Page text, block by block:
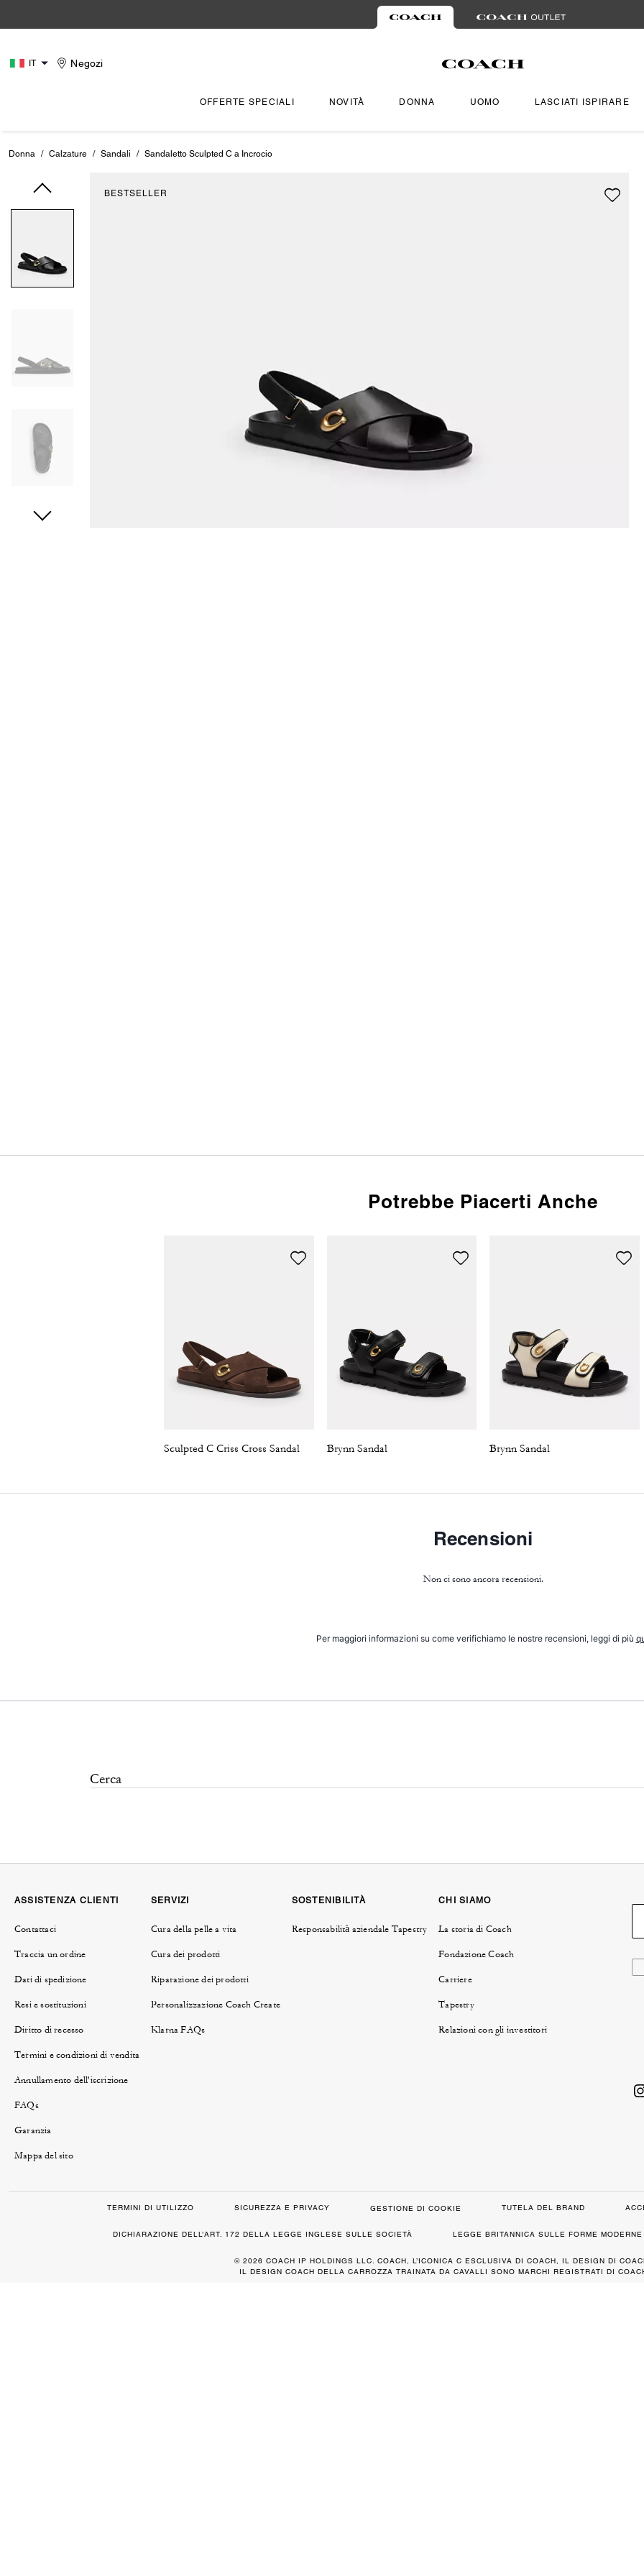
IT Negozi
OFFERTE SPECIALI NOVITÀ DONNA UOMO LASCIATI ISPIRARE
Donna / Calzature / Sandali / Sandaletto Sculpted C a Incrocio
BESTSELLER
Potrebbe Piacerti Anche
Sculpted C Criss Cross Sandal Brynn Sandal Brynn Sandal
Recensioni
Non ci sono ancora recensioni.
Per maggiori informazioni su come verifichiamo le nostre recensioni, leggi di più
ASSISTENZA CLIENTI
Contattaci
Traccia un ordine
Dati di spedizione
Resi e sostituzioni
Diritto di recesso
Termini e condizioni di vendita
Annullamento dell'iscrizione
FAQs
Garanzia
Mappa del sito
SERVIZI
Cura della pelle a vita
Cura dei prodotti
Riparazione dei prodotti
Personalizzazione Coach Create
Klarna FAQs
SOSTENIBILITÀ
Responsabilità aziendale Tapestry
CHI SIAMO
La storia di Coach
Fondazione Coach
Carriere
Tapestry
Relazioni con gli investitori
TERMINI DI UTILIZZO SICUREZZA E PRIVACY GESTIONE DI COOKIE TUTELA DEL BRAND
DICHIARAZIONE DELL’ART. 172 DELLA LEGGE INGLESE SULLE SOCIETÀ LEGGE BRITANNICA SULLE FORME
© 2026 COACH IP HOLDINGS LLC. COACH, L’ICONICA C ESCLUSIVA DI COACH, IL DESIGN DI
IL DESIGN COACH DELLA CARROZZA TRAINATA DA CAVALLI SONO MARCHI REGISTRATI DI